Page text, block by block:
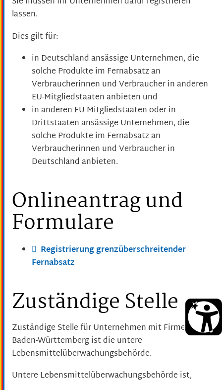
lassen.
Dies gilt für:
in Deutschland ansässige Unternehmen, die
solche Produkte im Fernabsatz an
Verbraucherinnen und Verbraucher in anderen
EU-Mitgliedstaaten anbieten und
in anderen EU-Mitgliedstaaten oder in
Drittstaaten ansässige Unternehmen, die
solche Produkte im Fernabsatz an
Verbraucherinnen und Verbraucher in
Deutschland anbieten.
Onlineantrag und
Formulare
Registrierung grenzüberschreitender
Fernabsatz
Zuständige Stelle
Zuständige Stelle für Unternehmen mit Firmensitz in
Baden-Württemberg ist die untere
Lebensmittelüberwachungsbehörde.
Untere Lebensmittelüberwachungsbehörde ist,